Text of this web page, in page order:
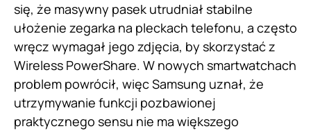
się, że masywny pasek utrudniał stabilne
ułożenie zegarka na pleckach telefonu, a często
wręcz wymagał jego zdjęcia, by skorzystać z
Wireless PowerShare. W nowych smartwatchach
problem powrócił, więc Samsung uznał, że
utrzymywanie funkcji pozbawionej
praktycznego sensu nie ma większego